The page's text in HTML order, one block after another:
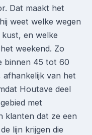
Dat maakt het
weet welke wegen
en welke
weekend. Zo
binnen 45 tot 60
van het
Houtave deel
met
klanten dat ze een
lijn krijgen die